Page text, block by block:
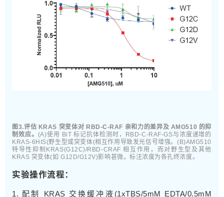
图3.评估 KRAS 突变体对 RBD-C-RAF 亲和力的差异及 AMG510 的抑
制效应。 (A)使用 BiT 标记抗体检测时，RBD-C-RAF-GS与浓度递增的
KRAS-6HIS(野生型或突变体(相互作用导致发光信号增强。(B)AMG510
特导性抑制KRAS(G12C)/RBD-CRAF 相互作用，而对野生型及其他
KRAS 突变体(如 G12D/G12V)影响甚微。标注浓度为各孔终浓度。
实验操作流程：
1. 配制 KRAS 交换缓冲液(1xTBS/5mM EDTA/0.5mM